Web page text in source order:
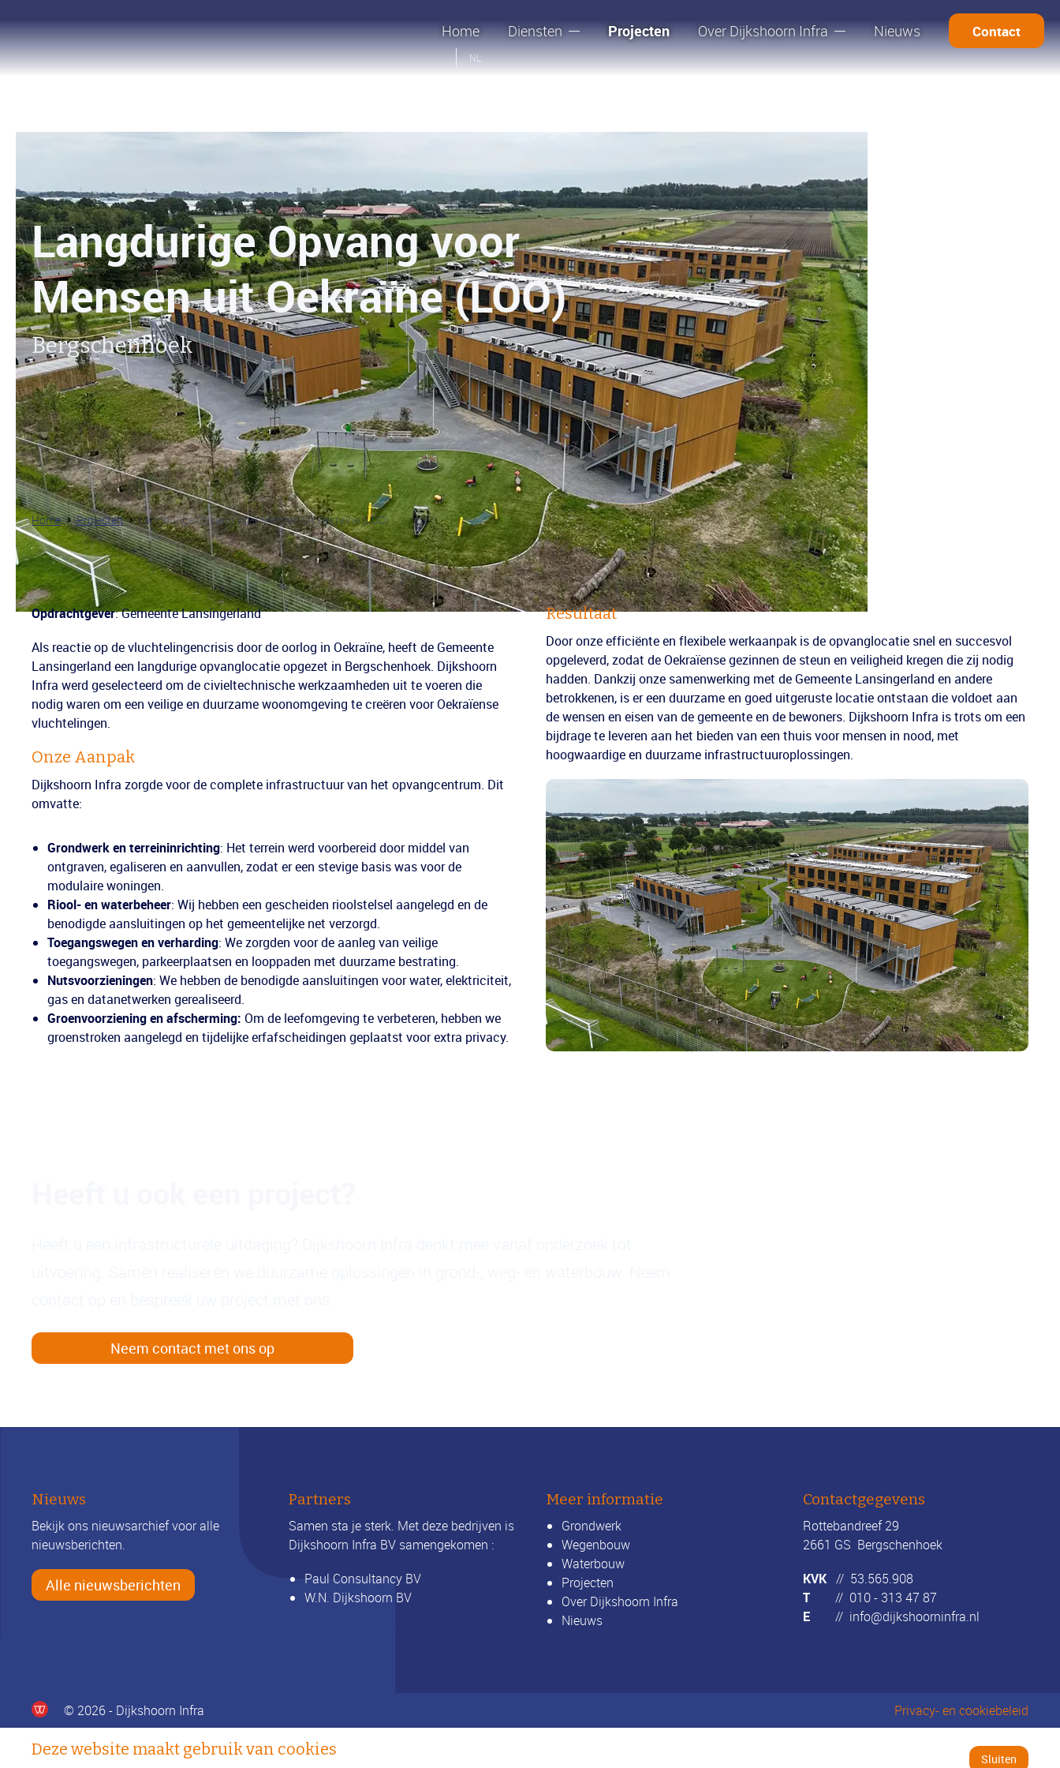
Home Diensten Projecten Over Dijkshoorn Infra Nieuws Contact
NL
Langdurige Opvang voor
Mensen uit Oekraïne (LOO)
Bergschenhoek
Home Projecten Langdurige Opvang voor Mensen uit Oekraïne (LOO)
Opdrachtgever: Gemeente Lansingerland
Als reactie op de vluchtelingencrisis door de oorlog in Oekraïne, heeft de Gemeente
Lansingerland een langdurige opvanglocatie opgezet in Bergschenhoek. Dijkshoorn
Infra werd geselecteerd om de civieltechnische werkzaamheden uit te voeren die
nodig waren om een veilige en duurzame woonomgeving te creëren voor Oekraïense
vluchtelingen.
Onze Aanpak
Dijkshoorn Infra zorgde voor de complete infrastructuur van het opvangcentrum. Dit
omvatte:
Grondwerk en terreininrichting: Het terrein werd voorbereid door middel van
ontgraven, egaliseren en aanvullen, zodat er een stevige basis was voor de
modulaire woningen.
Riool- en waterbeheer: Wij hebben een gescheiden rioolstelsel aangelegd en de
benodigde aansluitingen op het gemeentelijke net verzorgd.
Toegangswegen en verharding: We zorgden voor de aanleg van veilige
toegangswegen, parkeerplaatsen en looppaden met duurzame bestrating.
Nutsvoorzieningen: We hebben de benodigde aansluitingen voor water, elektriciteit,
gas en datanetwerken gerealiseerd.
Groenvoorziening en afscherming: Om de leefomgeving te verbeteren, hebben we
groenstroken aangelegd en tijdelijke erfafscheidingen geplaatst voor extra privacy.
Resultaat
Door onze efficiënte en flexibele werkaanpak is de opvanglocatie snel en succesvol
opgeleverd, zodat de Oekraïense gezinnen de steun en veiligheid kregen die zij nodig
hadden. Dankzij onze samenwerking met de Gemeente Lansingerland en andere
betrokkenen, is er een duurzame en goed uitgeruste locatie ontstaan die voldoet aan
de wensen en eisen van de gemeente en de bewoners. Dijkshoorn Infra is trots om een
bijdrage te leveren aan het bieden van een thuis voor mensen in nood, met
hoogwaardige en duurzame infrastructuuroplossingen.
Neem contact met ons op
Nieuws
Bekijk ons nieuwsarchief voor alle
nieuwsberichten.
Alle nieuwsberichten
Partners
Samen sta je sterk. Met deze bedrijven is
Dijkshoorn Infra BV samengekomen :
Paul Consultancy BV
W.N. Dijkshoorn BV
Meer informatie
Grondwerk
Wegenbouw
Waterbouw
Projecten
Over Dijkshoorn Infra
Nieuws
Contactgegevens
Rottebandreef 29
2661 GS Bergschenhoek
KVK // 53.565.908
T // 010 - 313 47 87
E // info@dijkshoorninfra.nl
© 2026 - Dijkshoorn Infra Privacy- en cookiebeleid
Deze website maakt gebruik van cookies
Sluiten